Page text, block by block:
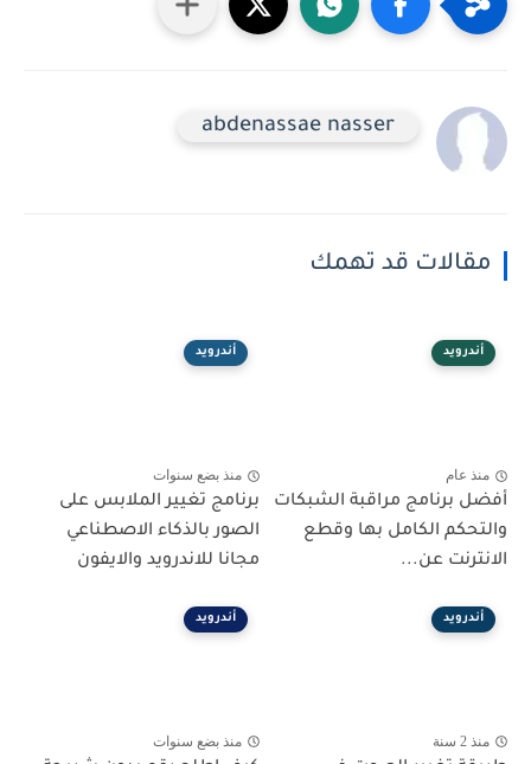
abdenassae nasser
مقالات قد تهمك
أندرويد
منذ عام
أفضل برنامج مراقبة الشبكات
والتحكم الكامل بها وقطع
الانترنت عن...
أندرويد
منذ بضع سنوات
برنامج تغيير الملابس على
الصور بالذكاء الاصطناعي
مجانا للاندرويد والايفون
أندرويد
منذ 2 سنة
أندرويد
منذ بضع سنوات